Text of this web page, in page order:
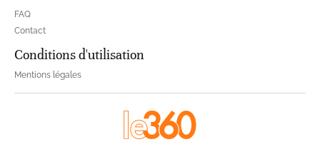
FAQ
Contact
Conditions d'utilisation
Mentions légales